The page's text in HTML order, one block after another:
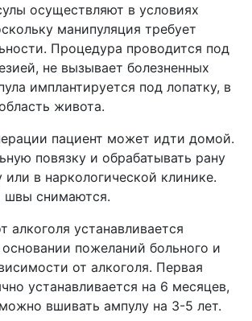
осуществляют в условиях
манипуляция требует
Процедура проводится под
не вызывает болезненных
имплантируется под лопатку, в
живота.
пациент может идти домой.
повязку и обрабатывать рану
в наркологической клинике.
швы снимаются.
алкоголя устанавливается
пожеланий больного и
от алкоголя. Первая
устанавливается на 6 месяцев,
вшивать ампулу на 3-5 лет.